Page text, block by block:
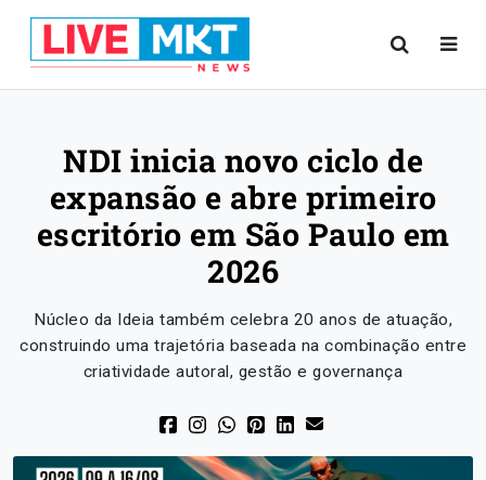
NDI inicia novo ciclo de
expansão e abre primeiro
escritório em São Paulo em
2026
Núcleo da Ideia também celebra 20 anos de atuação,
construindo uma trajetória baseada na combinação entre
criatividade autoral, gestão e governança